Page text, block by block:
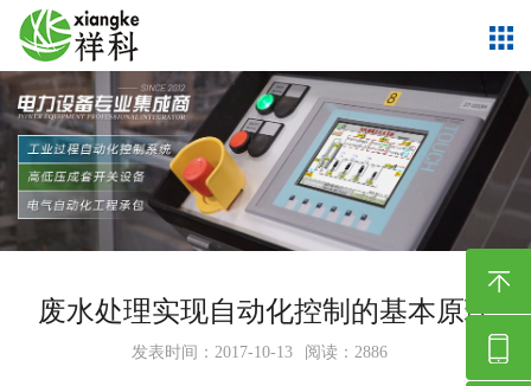
废水处理实现自动化控制的基本原理
发表时间：2017-10-13 阅读：2886